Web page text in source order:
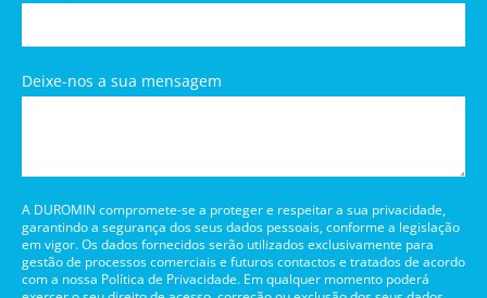
Deixe-nos a sua mensagem
A DUROMIN compromete-se a proteger e respeitar a sua privacidade,
garantindo a segurança dos seus dados pessoais, conforme a legislação
em vigor. Os dados fornecidos serão utilizados exclusivamente para
gestão de processos comerciais e futuros contactos e tratados de acordo
com a nossa Política de Privacidade. Em qualquer momento poderá